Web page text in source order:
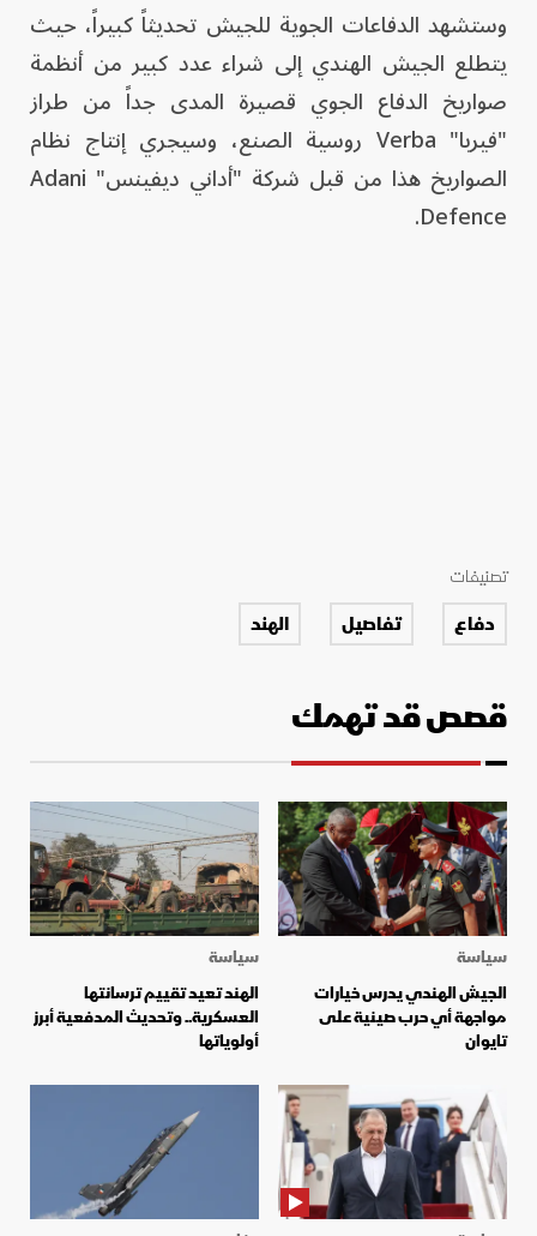
وستشهد الدفاعات الجوية للجيش تحديثاً كبيراً، حيث
يتطلع الجيش الهندي إلى شراء عدد كبير من أنظمة
صواريخ الدفاع الجوي قصيرة المدى جداً من طراز
"فيربا" Verba روسية الصنع، وسيجري إنتاج نظام
الصواريخ هذا من قبل شركة "أداني ديفينس" Adani
Defence.
تصنيفات
دفاع تفاصيل الهند
قصص قد تهمك
سياسة
الجيش الهندي يدرس خيارات
مواجهة أي حرب صينية على
تايوان
سياسة
الهند تعيد تقييم ترسانتها
العسكرية.. وتحديث المدفعية أبرز
أولوياتها